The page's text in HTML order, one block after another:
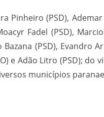
Pinheiro (PSD), Ademar
Fadel (PSD),
(PSD), Evandro
e Adão Litro (PSD); do
municípios